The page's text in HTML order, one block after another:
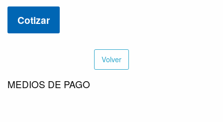
Cotizar
Volver
MEDIOS DE PAGO